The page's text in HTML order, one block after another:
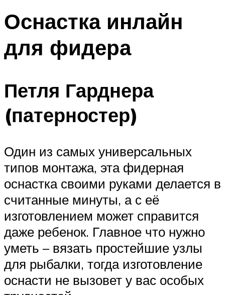
Оснастка инлайн
для фидера
Петля Гарднера
(патерностер)
Один из самых универсальных
типов монтажа, эта фидерная
оснастка своими руками делается в
считанные минуты, а с её
изготовлением может справится
даже ребенок. Главное что нужно
уметь – вязать простейшие узлы
для рыбалки, тогда изготовление
оснасти не вызовет у вас особых